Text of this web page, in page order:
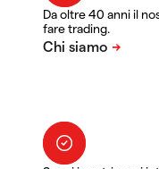
Da oltre 40 anni il
fare trading.